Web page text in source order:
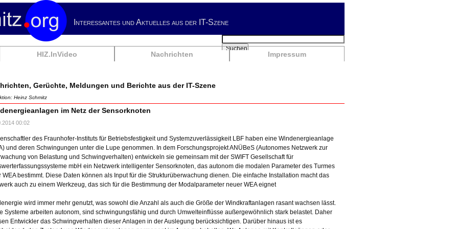
Interessantes und Aktuelles aus der IT-Szene
HIZ.InVideo Nachrichten Impressum
Suchbegriffe
Suchen
Gerüchte, Meldungen und Berichte aus der IT-Szene
Heinz Schmitz
im Netz der Sensorknoten
00:02
des Fraunhofer-Instituts für Betriebsfestigkeit und Systemzuverlässigkeit LBF haben eine Windenergieanlage
und deren Schwingungen unter die Lupe genommen. In dem Forschungsprojekt ANÜBeS (Autonomes Netzwerk zur
von Belastung und Schwingverhalten) entwickeln sie gemeinsam mit der SWIFT Gesellschaft für
mbH ein Netzwerk intelligenter Sensorknoten, das autonom die modalen Parameter des Turmes
WEA bestimmt. Diese Daten können als Input für die Strukturüberwachung dienen. Die einfache Installation macht das
auch zu einem Werkzeug, das sich für die Bestimmung der Modalparameter neuer WEA eignet
wird immer mehr genutzt, was sowohl die Anzahl als auch die Größe der Windkraftanlagen rasant wachsen lässt.
Systeme arbeiten autonom, sind schwingungsfähig und durch Umwelteinflüsse außergewöhnlich stark belastet. Daher
Entwickler das Schwingverhalten dieser Anlagen in der Auslegung berücksichtigen. Darüber hinaus ist es